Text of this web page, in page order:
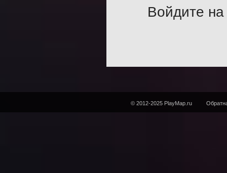
Войдите на
© 2012-2025 PlayMap.ru